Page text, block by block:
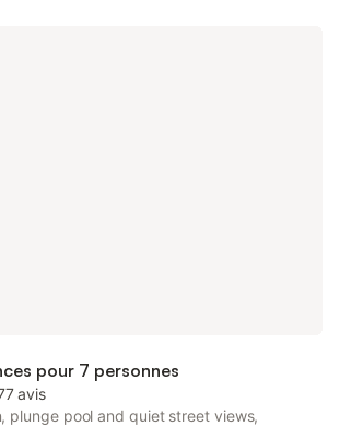
pour 7 personnes
avis
plunge pool and quiet street views,